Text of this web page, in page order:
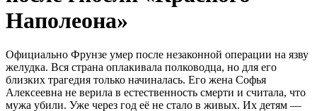
Наполеона»
Официально Фрунзе умер после незаконной операции на язву
желудка. Вся страна оплакивала полководца, но для его
близких трагедия только начиналась. Его жена Софья
Алексеевна не верила в естественность смерти и считала, что
мужа убили. Уже через год её не стало в живых. Их детям —